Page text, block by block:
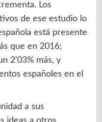
Los
de ese estudio lo
está presente
que en 2016;
2’03% más, y
españoles en el
a sus